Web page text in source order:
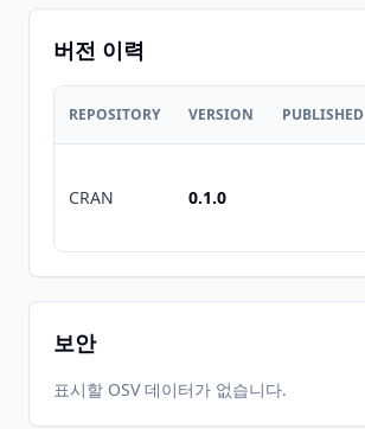
버전 이력
REPOSITORY VERSION PUBLISHED
CRAN 0.1.0
보안
표시할 OSV 데이터가 없습니다.